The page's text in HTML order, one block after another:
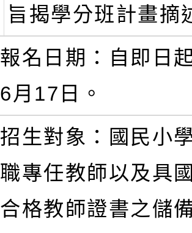
旨揭學分班計畫摘
報名日期：自即日
6月17日。
招生對象：國民小
職專任教師以及具
合格教師證書之儲